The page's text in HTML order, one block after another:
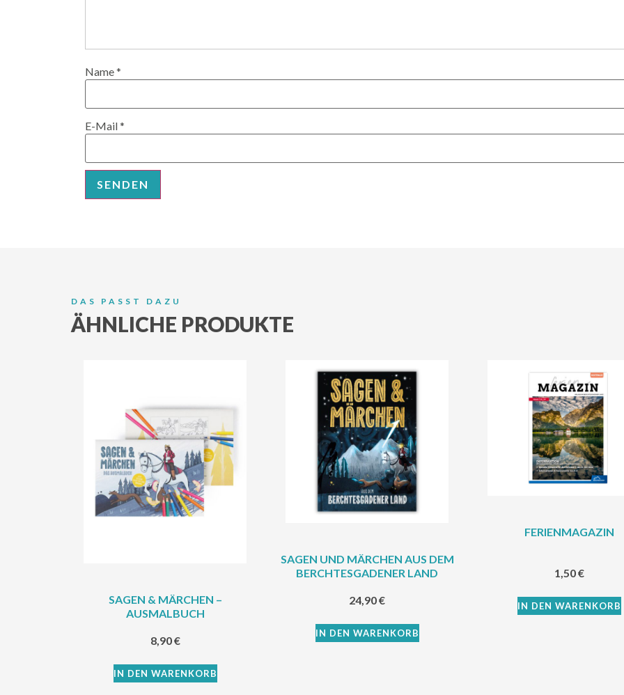
Name*
E-Mail*
DAS PASST DAZU
ÄHNLICHE PRODUKTE
SAGEN & MÄRCHEN –
AUSMALBUCH
8,90€
IN DEN WARENKORB
SAGEN UND MÄRCHEN AUS DEM
BERCHTESGADENER LAND
24,90€
IN DEN WARENKORB
FERIENMAGAZIN
1,50€
IN DEN WARENKORB